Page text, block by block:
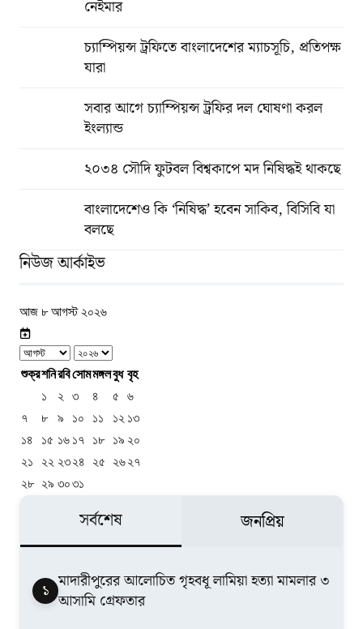
নেইমার
চ্যাম্পিয়ন্স ট্রফিতে বাংলাদেশের ম্যাচসূচি, প্রতিপক্ষ
যারা
সবার আগে চ্যাম্পিয়ন্স ট্রফির দল ঘোষণা করল
ইংল্যান্ড
২০৩৪ সৌদি ফুটবল বিশ্বকাপে মদ নিষিদ্ধই থাকছে
বাংলাদেশেও কি ‘নিষিদ্ধ’ হবেন সাকিব, বিসিবি যা
বলছে
নিউজ আর্কাইভ
আজ ৮ আগস্ট ২০২৬
শুক্রশনিরবিসোমমঙ্গলবুধ বৃহ
১
২ ৩ ৪ ৫
৬
৭
৮ ৯ ১০ ১১ ১২ ১৩
১৪
১৫ ১৬ ১৭ ১৮ ১৯ ২০
২১
২২ ২৩২৪ ২৫ ২৬২৭
২৮ ২৯ ৩০৩১
সর্বশেষ জনপ্রিয়
১ মাদারীপুরের আলোচিত গৃহবধূ লামিয়া হত্যা মামলার ৩
আসামি গ্রেফতার